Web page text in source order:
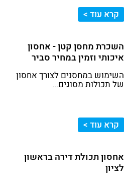
קרא עוד >
השכרת מחסן קטן - אחסון
איכותי וזמין במחיר סביר
השימוש במחסנים לצורך אחסון
של תכולות מסוגים...
קרא עוד >
אחסון תכולת דירה בראשון
לציון